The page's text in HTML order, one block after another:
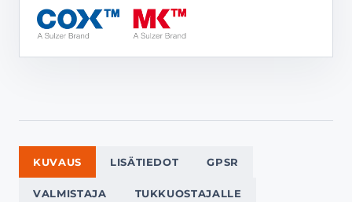
KUVAUS LISÄTIEDOT GPSR
VALMISTAJA TUKKUOSTAJALLE